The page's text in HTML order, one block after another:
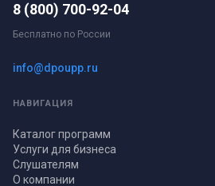
8 (800) 700-92-04
Бесплатно по России
info@dpoupp.ru
НАВИГАЦИЯ
Каталог программ
Услуги для бизнеса
Слушателям
О компании